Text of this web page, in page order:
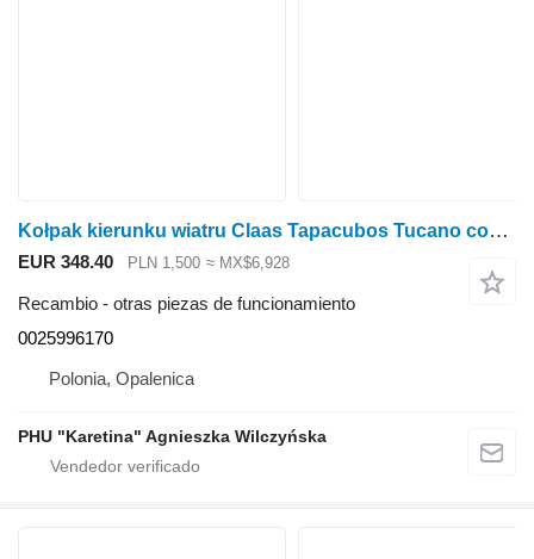
Kołpak kierunku wiatru Claas Tapacubos Tucano con indicador de dirección del viento 0025996170 para Claas Tucano cosechadora de cereales
EUR 348.40 PLN 1,500 ≈ MX$6,928
Recambio - otras piezas de funcionamiento
0025996170
Polonia, Opalenica
PHU "Karetina" Agnieszka Wilczyńska